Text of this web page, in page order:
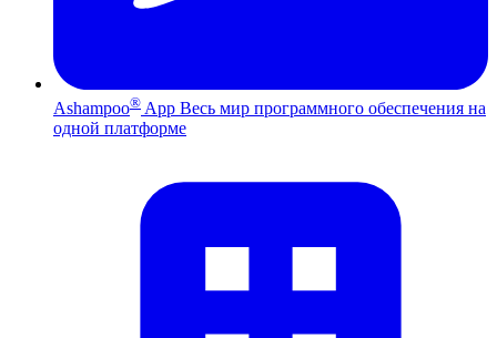
Ashampoo® App Весь мир программного обеспечения на
одной платформе